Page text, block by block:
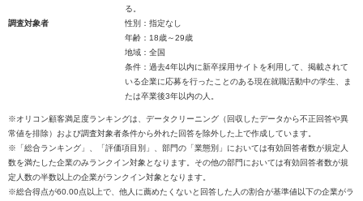
る。
調査対象者
性別：指定なし
年齢：18歳～29歳
地域：全国
条件：過去4年以内に新卒採用サイトを利用して、掲載されて
いる企業に応募を行ったことのある現在就職活動中の学生、ま
たは卒業後3年以内の人。
※オリコン顧客満足度ランキングは、データクリーニング（回収したデータから不正回答や異
常値を排除）および調査対象者条件から外れた回答を除外した上で作成しています。
※「総合ランキング」、「評価項目別」、部門の「業態別」においては有効回答者数が規定人
数を満たした企業のみランクイン対象となります。その他の部門においては有効回答者数が規
定人数の半数以上の企業がランクイン対象となります。
※総合得点が60.00点以上で、他人に薦めたくないと回答した人の割合が基準値以下の企業がラ